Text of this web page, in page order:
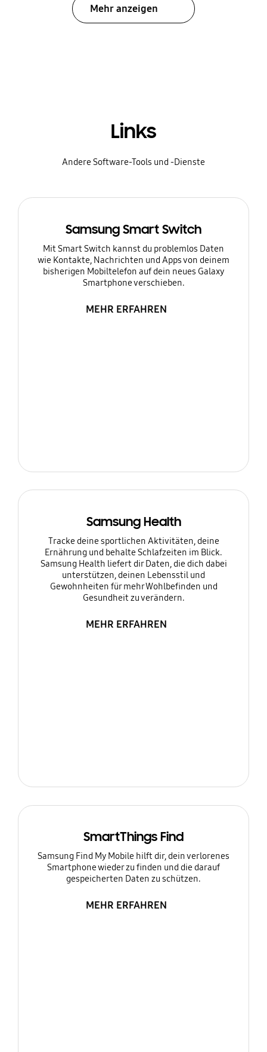
Mehr anzeigen
Links
Andere Software-Tools und -Dienste
Samsung Smart Switch
Mit Smart Switch kannst du problemlos Daten
wie Kontakte, Nachrichten und Apps von deinem
bisherigen Mobiltelefon auf dein neues Galaxy
Smartphone verschieben.
MEHR ERFAHREN
Samsung Health
Tracke deine sportlichen Aktivitäten, deine
Ernährung und behalte Schlafzeiten im Blick.
Samsung Health liefert dir Daten, die dich dabei
unterstützen, deinen Lebensstil und
Gewohnheiten für mehr Wohlbefinden und
Gesundheit zu verändern.
MEHR ERFAHREN
SmartThings Find
Samsung Find My Mobile hilft dir, dein verlorenes
Smartphone wieder zu finden und die darauf
gespeicherten Daten zu schützen.
MEHR ERFAHREN